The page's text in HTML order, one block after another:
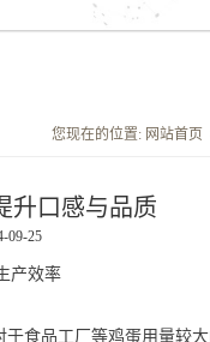
您现在的位置: 网站首页
升口感与品质
09-25
产效率
于食品工厂等鸡蛋用量较